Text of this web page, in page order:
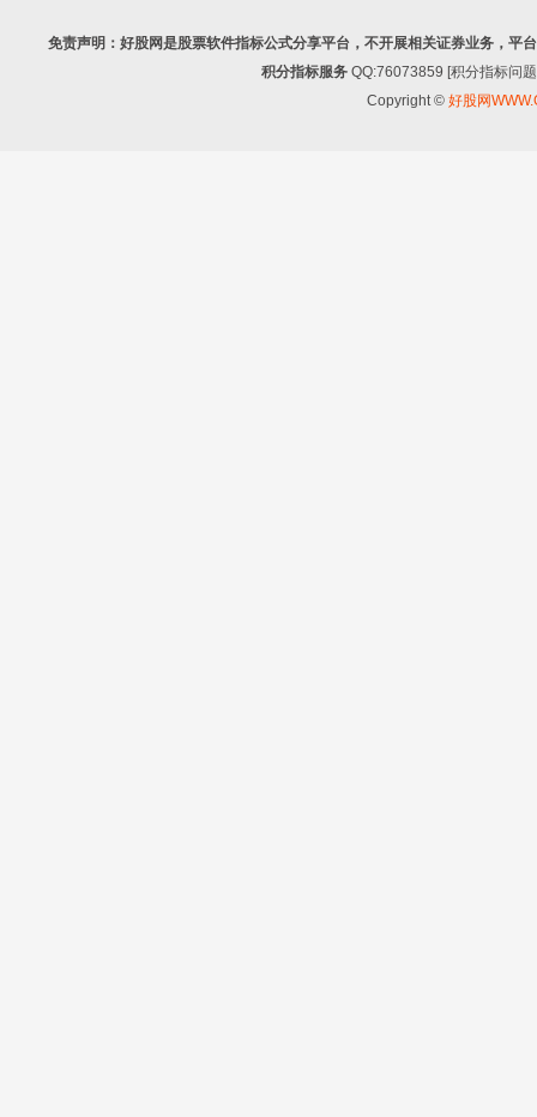
免责声明：好股网是股票软件指标公式分享平台，不开展相关证券业务，平
积分指标服务 QQ:76073859 [积分指标问
Copyright © 好股网